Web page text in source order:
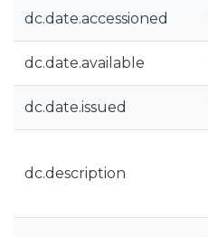
dc.date.accessioned
dc.date.available
dc.date.issued
dc.description